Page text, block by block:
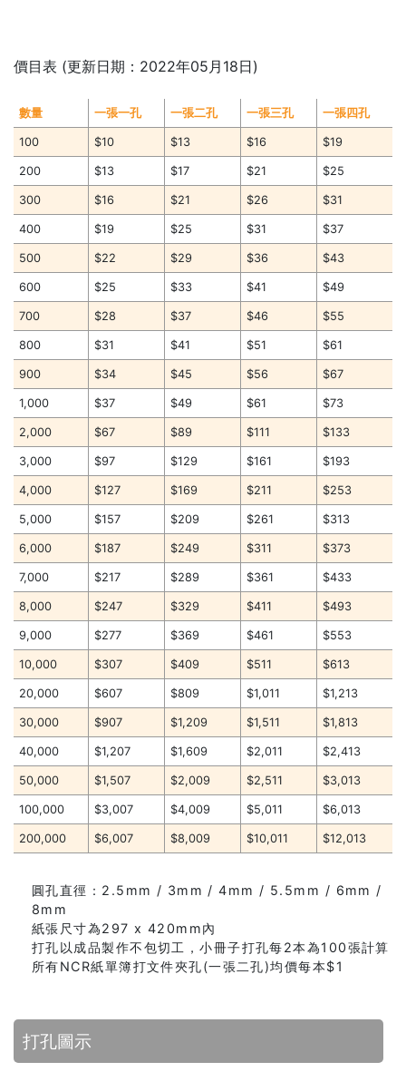
價目表 (更新日期：2022年05月18日)
數量 一張一孔 一張二孔 一張三孔 一張四孔
100 $10 $13 $16 $19
200 $13 $17 $21 $25
300 $16 $21 $26 $31
400 $19 $25 $31 $37
500 $22 $29 $36 $43
600 $25 $33 $41 $49
700 $28 $37 $46 $55
800 $31 $41 $51 $61
900 $34 $45 $56 $67
1,000 $37 $49 $61 $73
2,000 $67 $89 $111 $133
3,000 $97 $129 $161 $193
4,000 $127 $169 $211 $253
5,000 $157 $209 $261 $313
6,000 $187 $249 $311 $373
7,000 $217 $289 $361 $433
8,000 $247 $329 $411 $493
9,000 $277 $369 $461 $553
10,000 $307 $409 $511 $613
20,000 $607 $809 $1,011 $1,213
30,000 $907 $1,209 $1,511 $1,813
40,000 $1,207 $1,609 $2,011 $2,413
50,000 $1,507 $2,009 $2,511 $3,013
100,000 $3,007 $4,009 $5,011 $6,013
200,000 $6,007 $8,009 $10,011 $12,013
圓孔直徑：2.5mm / 3mm / 4mm / 5.5mm / 6mm /
8mm
紙張尺寸為297 x 420mm內
打孔以成品製作不包切工，小冊子打孔每2本為100張計算
所有NCR紙單簿打文件夾孔(一張二孔)均價每本$1
打孔圖示